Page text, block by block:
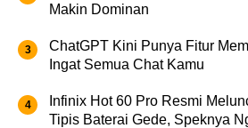
Makin Dominan
ChatGPT Kini Punya Fitur
Ingat Semua Chat Kamu
Infinix Hot 60 Pro Resmi
Tipis Baterai Gede, Speknya